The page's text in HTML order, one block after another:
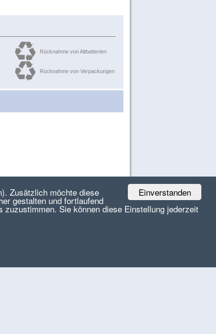
Einverstanden
Zusätzlich möchte diese
gestalten und fortlaufend
Sie können diese Einstellung jederzeit
Rücknahme von Altbatterien
Rücknahme von Verpackungen